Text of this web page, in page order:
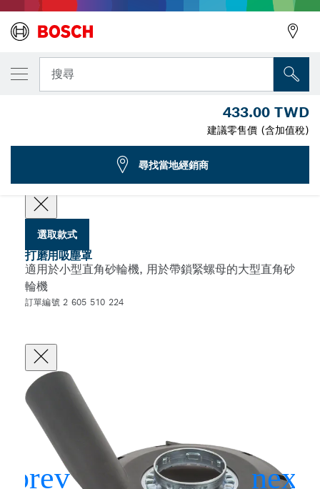
搜尋
選擇您的規格
選取款式
打磨用吸塵罩
適用於小型直角砂輪機, 用於帶鎖緊螺母的大型直角砂
輪機
訂單編號 2 605 510 224
您選取的款式
含刷架環吸塵出口的切削導引
2 605 510 224
433.00 TWD
建議零售價 (含加值稅)
尋找當地經銷商